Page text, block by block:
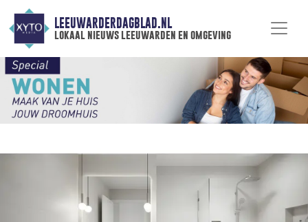
LEEUWARDERDAGBLAD.NL
lokaal nieuws leeuwarden en omgeving